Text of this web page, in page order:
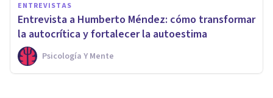
ENTREVISTAS
Entrevista a Humberto Méndez: cómo transformar
la autocrítica y fortalecer la autoestima
Psicología Y Mente